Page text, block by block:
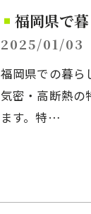
福岡県で
2025/01/03
福岡県での暮ら
気密・高断熱の
ます。特…